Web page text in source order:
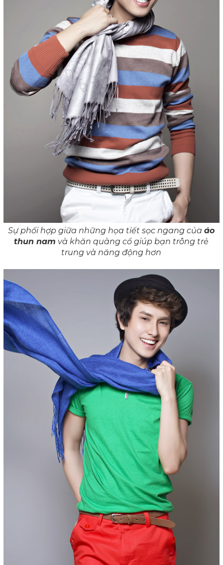
Sự phối hợp giữa những họa tiết sọc ngang củaáo
thun nam và khăn quàng cổ giúp bạn trông trẻ
trung và năng động hơn